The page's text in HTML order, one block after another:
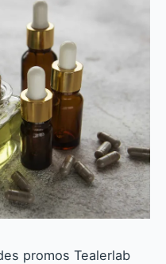
promos Tealerlab